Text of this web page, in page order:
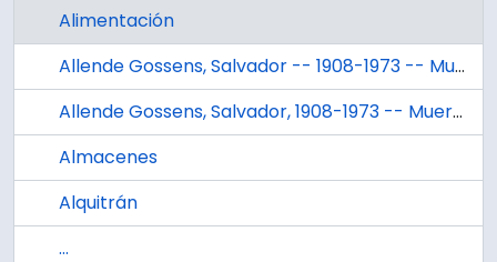
Alimentación
Allende Gossens, Salvador -- 1908-1973 -- Muerte y Entierro
Allende Gossens, Salvador, 1908-1973 -- Muerte y Entierro
Almacenes
Alquitrán
...